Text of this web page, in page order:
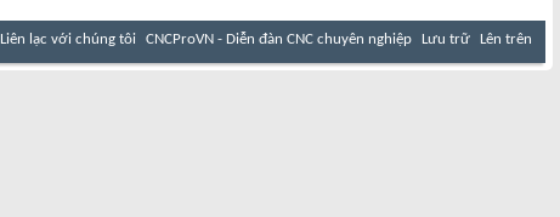
Liên lạc với chúng tôi CNCProVN - Diễn đàn CNC chuyên nghiệp Lưu trữ Lên trên